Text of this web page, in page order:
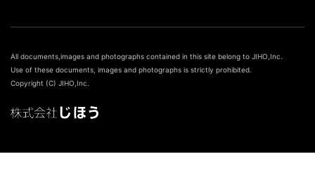
All documents,images and photographs contained in this site belong to JIHO,Inc.
Use of these documents, images and photographs is strictly prohibited.
Copyright (C) JIHO,Inc.